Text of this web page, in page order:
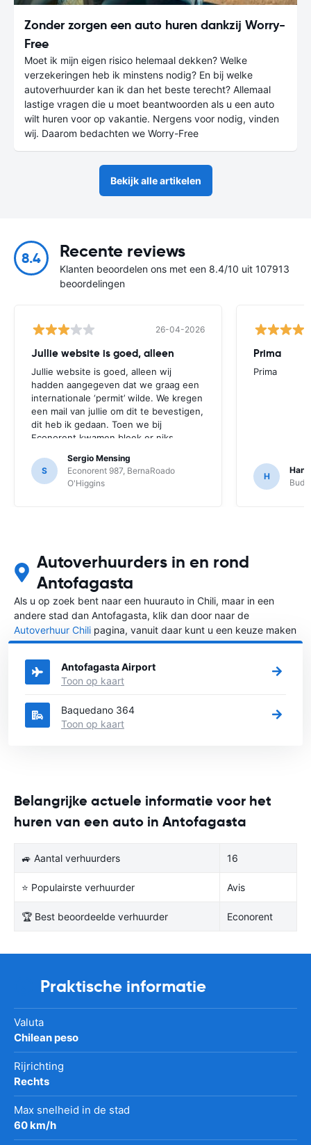
Zonder zorgen een auto huren dankzij Worry-
Free
Moet ik mijn eigen risico helemaal dekken? Welke
verzekeringen heb ik minstens nodig? En bij welke
autoverhuurder kan ik dan het beste terecht? Allemaal
lastige vragen die u moet beantwoorden als u een auto
wilt huren voor op vakantie. Nergens voor nodig, vinden
wij. Daarom bedachten we Worry-Free
Bekijk alle artikelen
8.4 Recente reviews
Klanten beoordelen ons met een 8.4/10 uit 107913
beoordelingen
26-04-2026
Jullie website is goed, alleen
Jullie website is goed, alleen wij
hadden aangegeven dat we graag een
internationale ‘permit’ wilde. We kregen
een mail van jullie om dit te bevestigen,
dit heb ik gedaan. Toen we bij
Econorent kwamen bleek er niks
hoogte van de aanvraag. Uiteindelijk
konden ze bij Econorent het redelijk
snel oplossen, maar anders was onze
S
Sergio Mensing
Econorent 987, BernaRoado
O'Higgins
Prima
Prima
H
Autoverhuurders in en rond
Antofagasta
Als u op zoek bent naar een huurauto in Chili, maar in een
andere stad dan Antofagasta, klik dan door naar de
Autoverhuur Chili pagina, vanuit daar kunt u een keuze maken
in welke stad in Chili u een auto huren wilt.
Antofagasta Airport
Toon op kaart
Baquedano 364
Toon op kaart
Belangrijke actuele informatie voor het
huren van een auto in Antofagasta
🚙 Aantal verhuurders 16
⭐ Populairste verhuurder Avis
🏆 Best beoordeelde verhuurder Econorent
Praktische informatie
Valuta
Chilean peso
Rijrichting
Rechts
Max snelheid in de stad
60 km/h